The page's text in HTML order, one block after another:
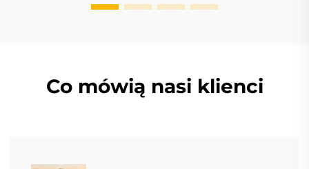
Co mówią nasi klienci